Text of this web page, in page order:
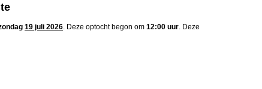
19 juli 2026. Deze optocht begon om 12:00 uur. Deze